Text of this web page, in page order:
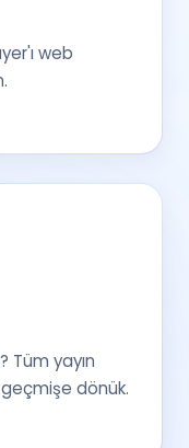
web
Tüm yayın
dönük.